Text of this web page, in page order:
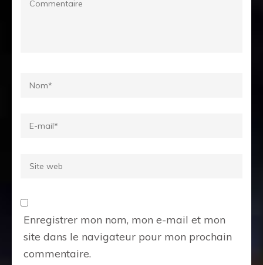
Name*
Email *
Site
Enregistrer mon nom, mon e-mail et mon
site dans le navigateur pour mon prochain
commentaire.